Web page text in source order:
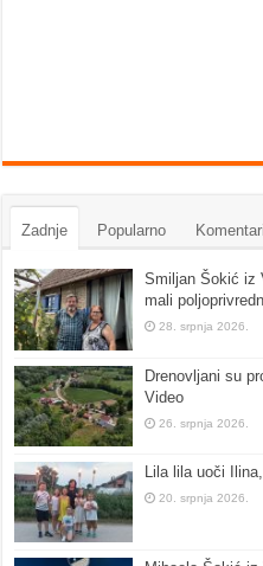
Zadnje Popularno Komentari
Smiljan Šokić iz
mali
28. srpnja 2026.
Drenovljani su
Video
26. srpnja 2026.
Lila lila uoči
20. srpnja 2026.